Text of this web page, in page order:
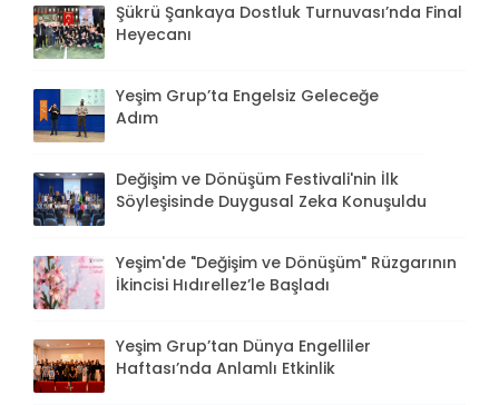
Şükrü Şankaya Dostluk Turnuvası’nda Final
Heyecanı
Yeşim Grup’ta Engelsiz Geleceğe
Adım
Değişim ve Dönüşüm Festivali'nin İlk
Söyleşisinde Duygusal Zeka Konuşuldu
Yeşim'de "Değişim ve Dönüşüm" Rüzgarının
İkincisi Hıdırellez’le Başladı
Yeşim Grup’tan Dünya Engelliler
Haftası’nda Anlamlı Etkinlik